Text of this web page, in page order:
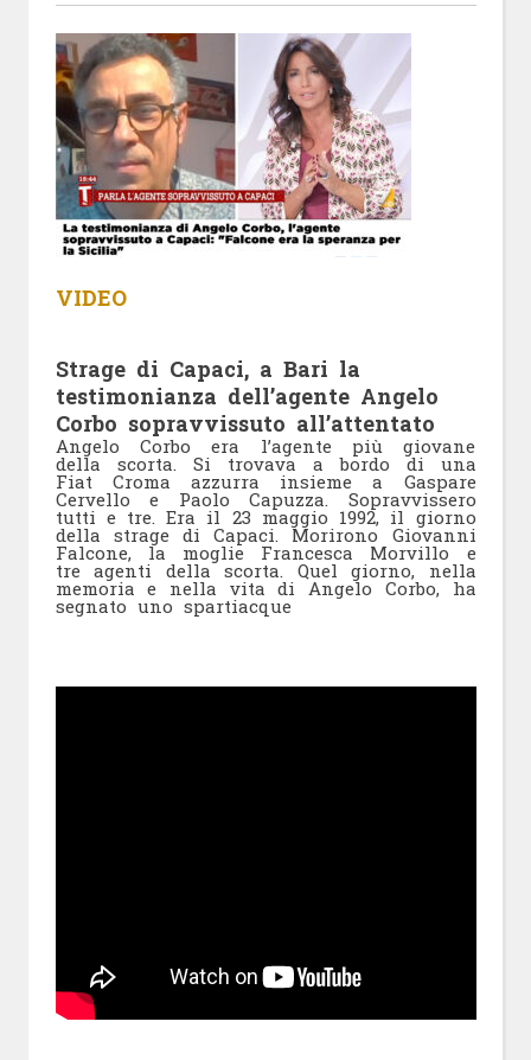
VIDEO
Strage di Capaci, a Bari la
testimonianza dell’agente Angelo
Corbo sopravvissuto all’attentato
Angelo Corbo era l’agente più giovane
della scorta. Si trovava a bordo di una
Fiat Croma azzurra insieme a Gaspare
Cervello e Paolo Capuzza. Sopravvissero
tutti e tre. Era il 23 maggio 1992, il giorno
della strage di Capaci. Morirono Giovanni
Falcone, la moglie Francesca Morvillo e
tre agenti della scorta. Quel giorno, nella
memoria e nella vita di Angelo Corbo, ha
segnato uno spartiacque